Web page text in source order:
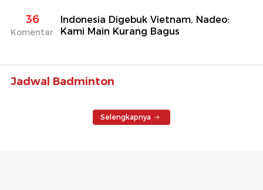
36
Komentar
Indonesia Digebuk Vietnam, Nadeo:
Kami Main Kurang Bagus
Jadwal Badminton
Selengkapnya